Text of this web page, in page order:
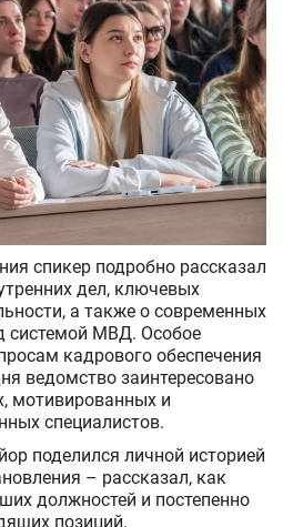
спикер подробно рассказал
дел, ключевых
а также о современных
системой МВД. Особое
кадрового обеспечения
ведомство заинтересовано
мотивированных и
специалистов.
поделился личной историей
– рассказал, как
должностей и постепенно
позиций.